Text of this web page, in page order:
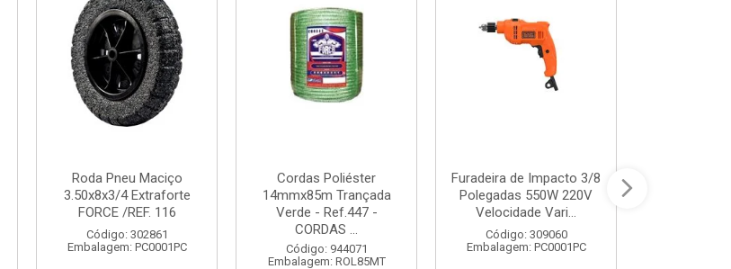
Roda Pneu Maciço
3.50x8x3/4 Extraforte
FORCE /REF. 116
Código: 302861
Embalagem: PC0001PC
Cordas Poliéster
14mmx85m Trançada
Verde - Ref.447 -
CORDAS ...
Código: 944071
Embalagem: ROL85MT
Furadeira de Impacto 3/8
Polegadas 550W 220V
Velocidade Vari...
Código: 309060
Embalagem: PC0001PC